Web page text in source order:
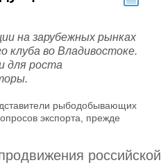
на зарубежных рынках
клуба во Владивостоке.
для роста
рыбодобывающих
экспорта, прежде
российской